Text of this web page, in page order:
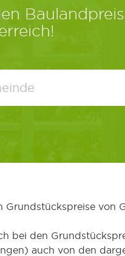
Grundstückspreise von
bei den
auch von den